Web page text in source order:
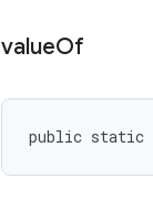
valueOf
public static